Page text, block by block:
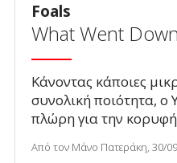
Foals
What Went Down
Κάνοντας κάποιες
συνολική ποιότητα,
πλώρη για την
Από τον Μάνο Πατεράκη, 30/